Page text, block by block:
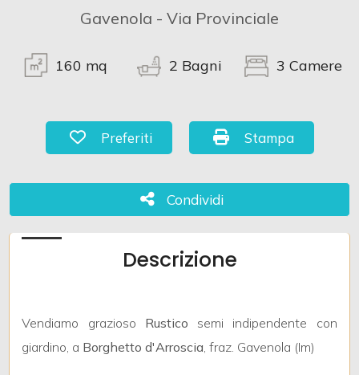
Gavenola - Via Provinciale
160 mq 2 Bagni 3 Camere
Preferiti: Cod. 977
Preferiti Stampa: Cod. 977
Stampa
Condividi
Condividi
Descrizione
Vendiamo grazioso Rustico semi indipendente con
giardino, a Borghetto d'Arroscia, fraz. Gavenola (Im)
Totale